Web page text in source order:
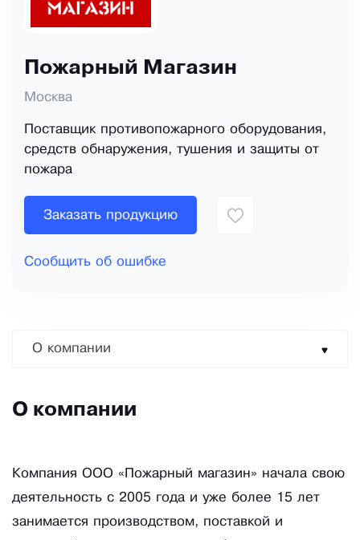
Пожарный Магазин
Москва
Поставщик противопожарного оборудования,
средств обнаружения, тушения и защиты от
пожара
Заказать продукцию
Сообщить об ошибке
О компании
О компании
Компания ООО «Пожарный магазин» начала свою
деятельность с 2005 года и уже более 15 лет
занимается производством, поставкой и